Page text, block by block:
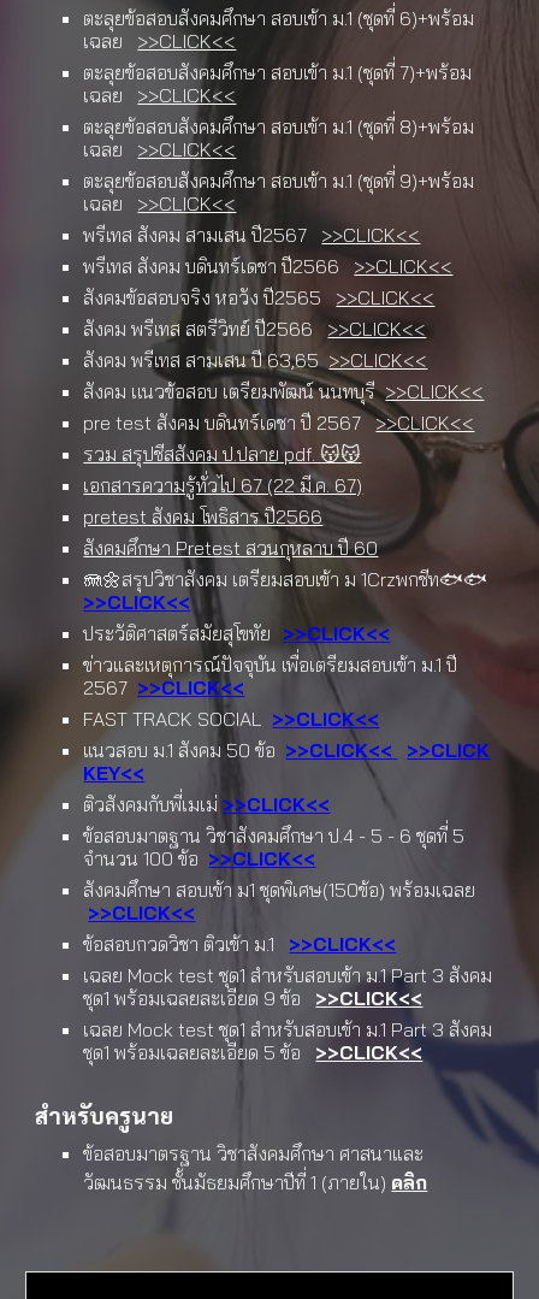
ตะลุยข้อสอบสังคมศึกษา สอบเข้า ม.1 (ชุดที่ 6)+พร้อม
เฉลย
>>CLICK<<
ตะลุยข้อสอบสังคมศึกษา สอบเข้า ม.1 (ชุดที่ 7)+พร้อม
เฉลย
>>CLICK<<
ตะลุยข้อสอบสังคมศึกษา สอบเข้า ม.1 (ชุดที่ 8)+พร้อม
เฉลย
>>CLICK<<
ตะลุยข้อสอบสังคมศึกษา สอบเข้า ม.1 (ชุดที่ 9)+พร้อม
เฉลย
>>CLICK<<
พรีเทส สังคม สามเสน ปี2567
>>CLICK<<
พรีเทส สังคม บดินทร์เดชา ปี2566
>>CLICK<<
สังคมข้อสอบจริง หอวัง ปี2565
>>CLICK<<
สังคม พรีเทส สตรีวิทย์ ปี2566
>>CLICK<<
สังคม พรีเทส สามเสน ปี 63,65 >>CLICK<<
สังคม เเนวข้อสอบ เตรียมพัฒน์ นนทบุรี >>CLICK<<
pre test สังคม บดินทร์เดชา ปี 2567
>>CLICK<<
รวม สรุปชีสสังคม ป.ปลาย pdf. 😽😽
เอกสารความรู้ทั่วไป 67 (22 มี.ค. 67)
pretest สังคม โพธิสาร ปี2566
สังคมศึกษา Pretest สวนกุหลาบ ปี 60
🪼🌼สรุปวิชาสังคม เตรียมสอบเข้า ม 1Crzพกชีท🐟🐟
>>CLICK<<
ประวัติศาสตร์สมัยสุโขทัย >>CLICK<<
ข่าวและเหตุการณ์ปัจจุบัน เพื่อเตรียมสอบเข้า ม.1 ปี
2567 >>CLICK<<
FAST TRACK SOCIAL >>CLICK<<
แนวสอบ ม.1 สังคม 50 ข้อ >>CLICK<<
>>CLICK
KEY<<
ติวสังคมกับพี่เมเม่ >>CLICK<<
ข้อสอบมาตฐาน วิชาสังคมศึกษา ป.4 - 5 - 6 ชุดที่ 5
จำนวน 100 ข้อ >>CLICK<<
สังคมศึกษา สอบเข้า ม1 ชุดพิเศษ(150ข้อ) พร้อมเฉลย
>>CLICK<<
ข้อสอบกวดวิชา ติวเข้า ม.1
>>CLICK<<
เฉลย Mock test ชุด1 สําหรับสอบเข้า ม.1 Part 3 สังคม
ชุด1 พร้อมเฉลยละเอียด 9 ข้อ
>>CLICK<<
เฉลย Mock test ชุด1 สําหรับสอบเข้า ม.1 Part 3 สังคม
ชุด1 พร้อมเฉลยละเอียด 5 ข้อ
>>CLICK<<
สำหรับครูนาย
ข้อสอบมาตรฐาน วิชาสังคมศึกษา ศาสนาและ
วัฒนธรรม ชั้นมัธยมศึกษาปีที่ 1 (ภายใน) คลิก